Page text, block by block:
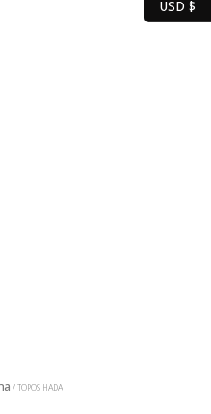
/ TOPOS HADA
USD $